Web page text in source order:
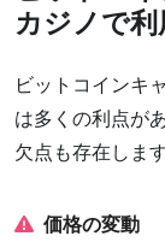
カジノで
ビットコインキ
は多くの利点が
欠点も存在します
価格の変動